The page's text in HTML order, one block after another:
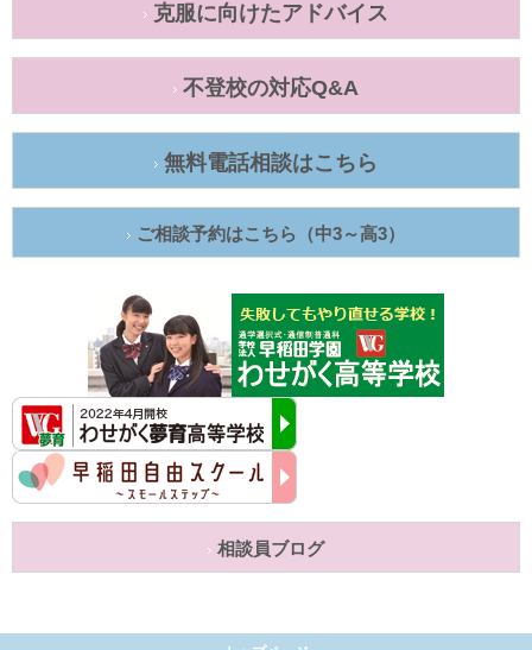
克服に向けたアドバイス
不登校の対応Q&A
無料電話相談はこちら
ご相談予約はこちら（中3～高3）
相談員ブログ